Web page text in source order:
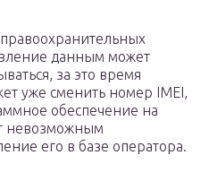
данным может
за это время
уже сменить номер IMEI,
обеспечение на
невозможным
его в базе оператора.